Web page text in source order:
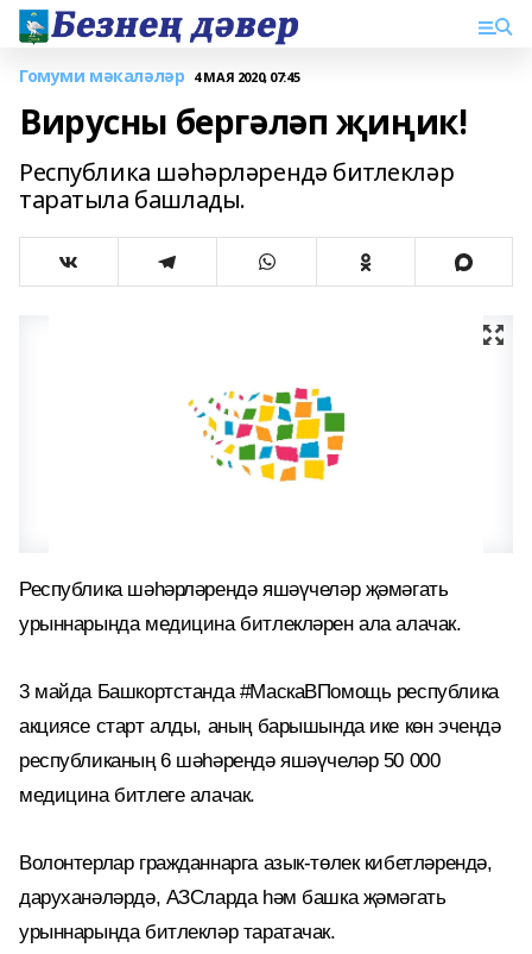
Гомуми мәкаләләр 4 МАЯ 2020, 07:45
Вирусны бергәләп җиңик!
Республика шәһәрләрендә битлекләр
таратыла башлады.
Республика шәһәрләрендә яшәүчеләр җәмәгать
урыннарында медицина битлекләрен ала алачак.
3 майда Башкортстанда #МаскаВПомощь республика
акциясе старт алды, аның барышында ике көн эчендә
республиканың 6 шәһәрендә яшәүчеләр 50 000
медицина битлеге алачак.
Волонтерлар гражданнарга азык-төлек кибетләрендә,
даруханәләрдә, АЗСларда һәм башка җәмәгать
урыннарында битлекләр таратачак.